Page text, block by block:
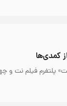
کمدی‌ها
پلتفرم فیلم نت و